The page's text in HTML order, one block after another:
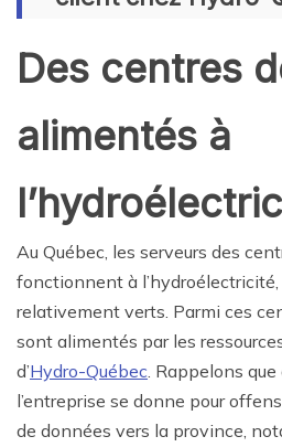
Des centres
alimentés à
Au Québec, les serveurs des
fonctionnent à l’hydroélectricité,
relativement verts. Parmi ces
sont alimentés par les
d’Hydro-Québec . Rappelons
l’entreprise se donne pour
de données vers la province,